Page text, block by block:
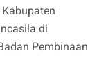
di
Pembinaan